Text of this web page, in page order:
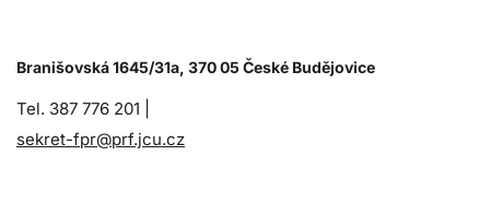
Branišovská 1645/31a, 370 05 České Budějovice
Tel. 387 776 201 |
sekret-fpr@prf.jcu.cz